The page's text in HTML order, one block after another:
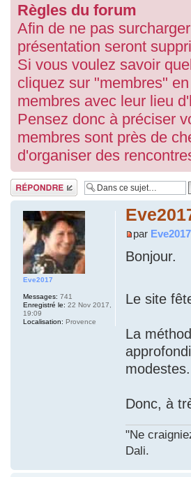
Règles du forum
Afin de ne pas
présentation seront
Si vous voulez savoir
cliquez sur "membres"
membres avec leur lieu
Pensez donc à préciser
membres sont près de
d'organiser des
Répondre
par Eve2017
Bonjour.
Le site
La
modestes.
Donc, à
"Ne
Dali.
Eve2017
Messages: 741
Enregistré le: 22 Nov 2017,
19:09
Localisation: Provence